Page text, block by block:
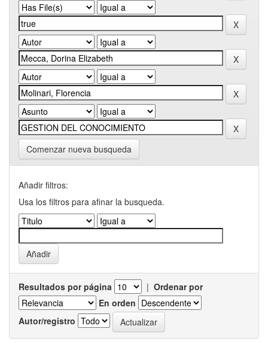
Comenzar nueva busqueda
Añadir filtros:
Usa los filtros para afinar la busqueda.
Resultados por página | Ordenar por
En orden
Autor/registro